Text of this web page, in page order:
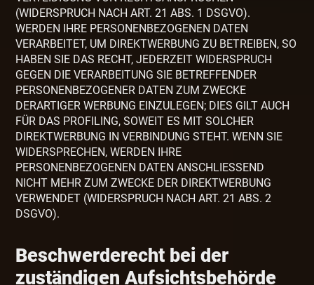
(WIDERSPRUCH NACH ART. 21 ABS. 1 DSGVO).
WERDEN IHRE PERSONENBEZOGENEN DATEN
VERARBEITET, UM DIREKTWERBUNG ZU BETREIBEN, SO
HABEN SIE DAS RECHT, JEDERZEIT WIDERSPRUCH
GEGEN DIE VERARBEITUNG SIE BETREFFENDER
PERSONENBEZOGENER DATEN ZUM ZWECKE
DERARTIGER WERBUNG EINZULEGEN; DIES GILT AUCH
FÜR DAS PROFILING, SOWEIT ES MIT SOLCHER
DIREKTWERBUNG IN VERBINDUNG STEHT. WENN SIE
WIDERSPRECHEN, WERDEN IHRE
PERSONENBEZOGENEN DATEN ANSCHLIESSEND
NICHT MEHR ZUM ZWECKE DER DIREKTWERBUNG
VERWENDET (WIDERSPRUCH NACH ART. 21 ABS. 2
DSGVO).
Beschwerde­recht bei der
zuständigen Aufsichts­behörde